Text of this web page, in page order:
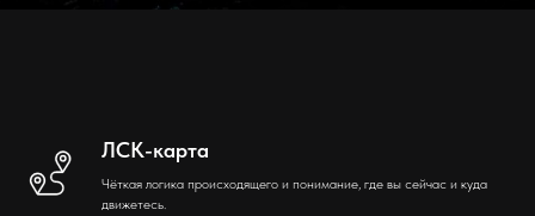
ЛСК-карта
Чёткая логика происходящего и понимание, где вы сейчас и куда
движетесь.